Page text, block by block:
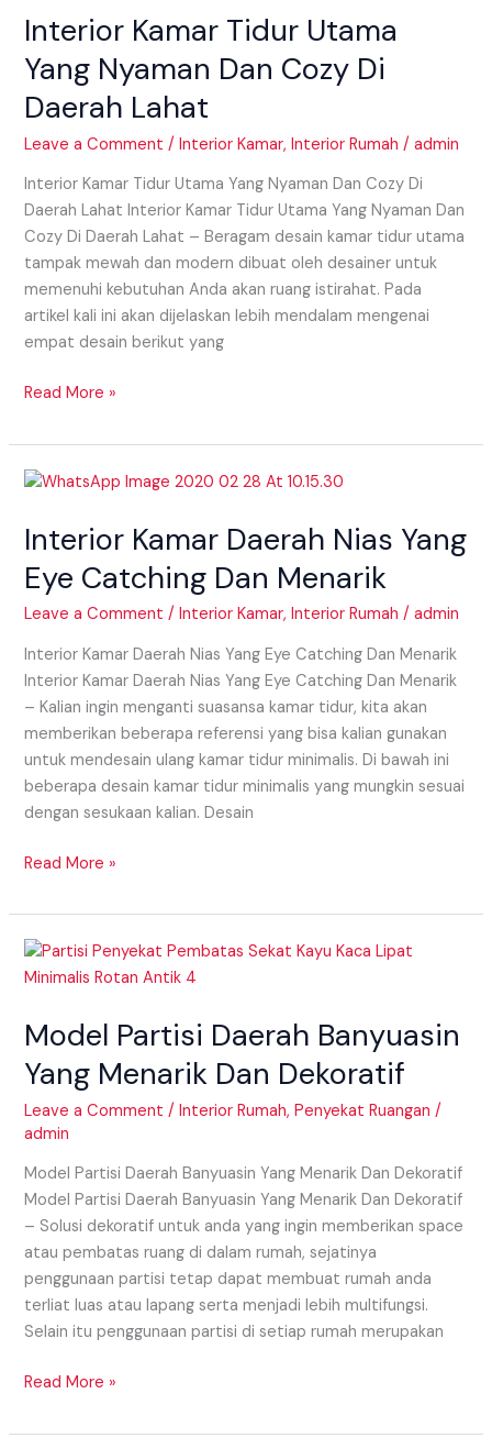
Interior Kamar Tidur Utama
Yang Nyaman Dan Cozy Di
Daerah Lahat
Leave a Comment /Interior Kamar,Interior Rumah /admin
Interior Kamar Tidur Utama Yang Nyaman Dan Cozy Di
Daerah Lahat Interior Kamar Tidur Utama Yang Nyaman Dan
Cozy Di Daerah Lahat – Beragam desain kamar tidur utama
tampak mewah dan modern dibuat oleh desainer untuk
memenuhi kebutuhan Anda akan ruang istirahat. Pada
artikel kali ini akan dijelaskan lebih mendalam mengenai
empat desain berikut yang
Yang
Dan
Cozy
Lahat
Read More »
Interior Kamar Daerah Nias Yang
Eye Catching Dan Menarik
Leave a Comment /Interior Kamar,Interior Rumah /admin
Interior Kamar Daerah Nias Yang Eye Catching Dan Menarik
Interior Kamar Daerah Nias Yang Eye Catching Dan Menarik
– Kalian ingin menganti suasansa kamar tidur, kita akan
memberikan beberapa referensi yang bisa kalian gunakan
untuk mendesain ulang kamar tidur minimalis. Di bawah ini
beberapa desain kamar tidur minimalis yang mungkin sesuai
dengan sesukaan kalian. Desain
Interior
Daerah
Yang
Eye
Dan
Menarik
Read More »
Model Partisi Daerah Banyuasin
Yang Menarik Dan Dekoratif
Leave a Comment /Interior Rumah,Penyekat Ruangan /
admin
Model Partisi Daerah Banyuasin Yang Menarik Dan Dekoratif
Model Partisi Daerah Banyuasin Yang Menarik Dan Dekoratif
– Solusi dekoratif untuk anda yang ingin memberikan space
atau pembatas ruang di dalam rumah, sejatinya
penggunaan partisi tetap dapat membuat rumah anda
terliat luas atau lapang serta menjadi lebih multifungsi.
Selain itu penggunaan partisi di setiap rumah merupakan
Model
Partisi
Banyuasin
Menarik
Dan
Dekoratif
Read More »